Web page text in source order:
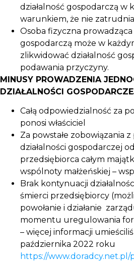
działalność gospodarczą w
warunkiem, że nie
Osoba fizyczna prowadząca
gospodarczą może w
zlikwidować działalność
podawania przyczyny.
MINUSY PROWADZENIA
DZIAŁALNOŚCI
Całą odpowiedzialność za
ponosi właściciel
Za powstałe zobowiązania
działalności gospodarczej
przedsiębiorca całym
wspólnoty małżeńskiej –
Brak kontynuacji
śmierci przedsiębiorcy
powołanie i działanie
momentu uregulowania
– więcej informacji
października 2022 roku
https://www.doradcy.net.pl/